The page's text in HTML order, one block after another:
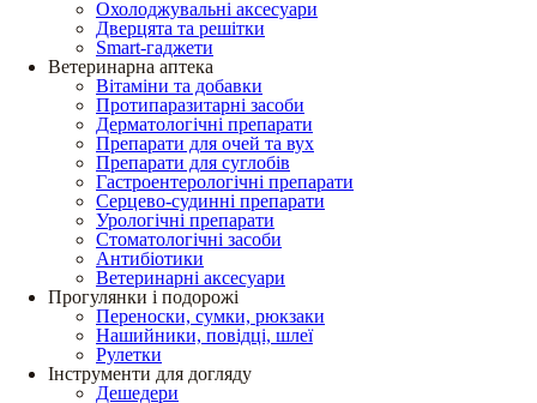
Охолоджувальні аксесуари
Дверцята та решітки
Smart-гаджети
Ветеринарна аптека
Вітаміни та добавки
Протипаразитарні засоби
Дерматологічні препарати
Препарати для очей та вух
Препарати для суглобів
Гастроентерологічні препарати
Серцево-судинні препарати
Урологічні препарати
Стоматологічні засоби
Антибіотики
Ветеринарні аксесуари
Прогулянки і подорожі
Переноски, сумки, рюкзаки
Нашийники, повідці, шлеї
Рулетки
Інструменти для догляду
Дешедери